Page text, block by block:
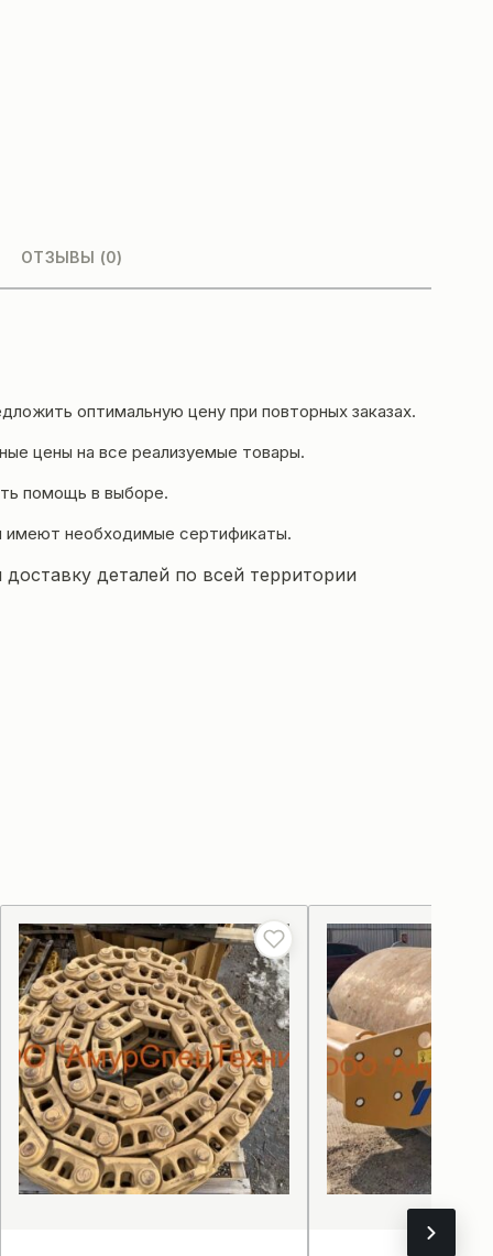
ОТЗЫВЫ (0)
оптимальную цену при повторных заказах.
цены на все реализуемые товары.
помощь в выборе.
имеют необходимые сертификаты.
деталей по всей территории